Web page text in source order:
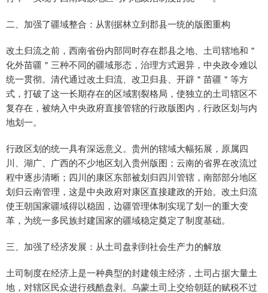
二、加强了疆域整合：从割据林立到郡县一统的版图重构
改土归流之前，西南省份内部同时存在郡县之地、土司辖地和＂
化外苗疆＂三种不同的疆域形态，治理方式迥异，中央政令难以
统一贯彻。清代通过改土归流、改卫归县、开辟＂苗疆＂等方
式，打破了这一长期存在的区域割裂格局，使独立的土司辖区不
复存在，被纳入中央政府直接管辖的行政版图内，行政区划与内
地划一。
行政区划的统一具有深远意义。贵州的辖域大幅拓展，原属四
川、湖广、广西的不少地区划入贵州版图；云南的省界在改流过
程中逐步清晰；四川的康区东部被划归四川管辖，南部部分地区
划归云南管理，这是中央政府对康区直接建政的开始。改土归流
使王朝国家疆域得以稳固，边疆管理体制实现了划一的重大变
革，为统一多民族封建国家的疆域稳定奠定了制度基础。
三、加强了经济发展：从土司盘剥到社会生产力的解放
土司制度在经济上是一种典型的封建领主经济，土司占据大量土
地，对辖区民众进行残酷盘剥。乌蒙土司上交给朝廷的赋税不过